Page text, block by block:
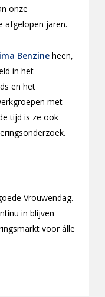
onze
afgelopen jaren.
Benzine heen,
in het
en het
met
tijd is ze ook
Vrouwendag.
in blijven
voor álle